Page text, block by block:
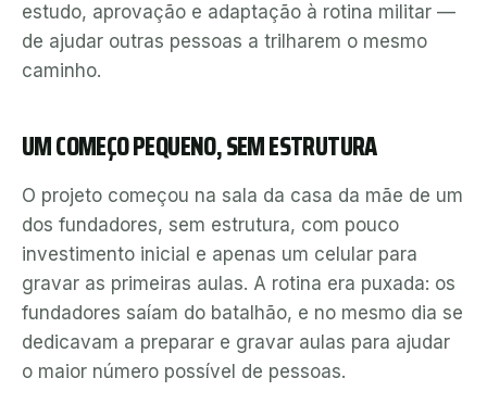
estudo, aprovação e adaptação à rotina militar —
de ajudar outras pessoas a trilharem o mesmo
caminho.
UM COMEÇO PEQUENO, SEM ESTRUTURA
O projeto começou na sala da casa da mãe de um
dos fundadores, sem estrutura, com pouco
investimento inicial e apenas um celular para
gravar as primeiras aulas. A rotina era puxada: os
fundadores saíam do batalhão, e no mesmo dia se
dedicavam a preparar e gravar aulas para ajudar
o maior número possível de pessoas.